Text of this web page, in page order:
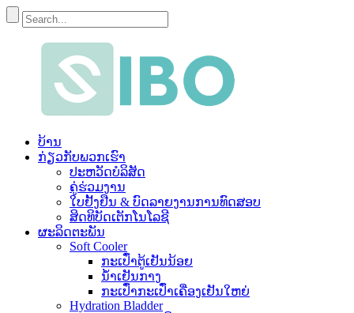
ບ້ານ
ກ່ຽວ​ກັບ​ພວກ​ເຮົາ
ປະ​ຫວັດ​ບໍ​ລິ​ສັດ
ຄູ່ຮ່ວມງານ
ໃບຢັ້ງຢືນ & ບົດລາຍງານການທົດສອບ
ສິດທິບັດເຕັກໂນໂລຊີ
ຜະລິດຕະພັນ
Soft Cooler
ກະເປົ໋າຕູ້ເຢັນນ້ອຍ
ນ້ຳເຢັນກາງ
ກະເປົ໋າກະເປົ໋າເຄື່ອງເຢັນໃຫຍ່
Hydration Bladder